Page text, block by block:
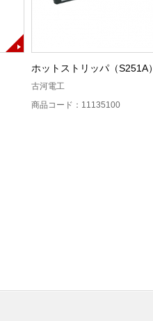
ホットストリッパ（S251A）
古河電工
商品コード：11135100